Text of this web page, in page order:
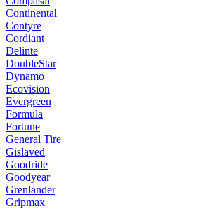
Continental
Contyre
Cordiant
Delinte
DoubleStar
Dynamo
Ecovision
Evergreen
Formula
Fortune
General Tire
Gislaved
Goodride
Goodyear
Grenlander
Gripmax